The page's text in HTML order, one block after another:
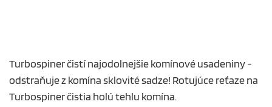
Turbospiner čistí najodolnejšie komínové usadeniny -
odstraňuje z komína sklovité sadze! Rotujúce reťaze na
Turbospiner čistia holú tehlu komína.